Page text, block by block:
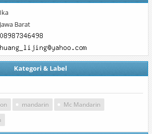
Ika
Jawa Barat
Kategori & Label
mandarin
Mc Mandarin